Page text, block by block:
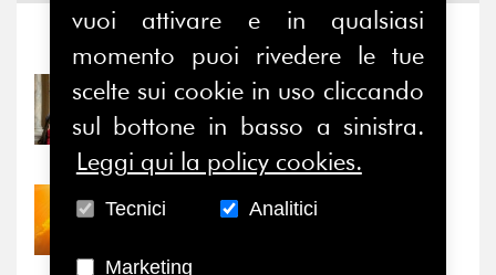
Notizie Eventi
31/07/2026
Prima della pausa estiva,
il valore di...
30/07/2026
“grande cecità”: la...
vuoi attivare e in qualsiasi
momento puoi rivedere le tue
scelte sui cookie in uso cliccando
sul bottone in basso a sinistra.
Leggi qui la policy cookies.
Tecnici Analitici
Marketing